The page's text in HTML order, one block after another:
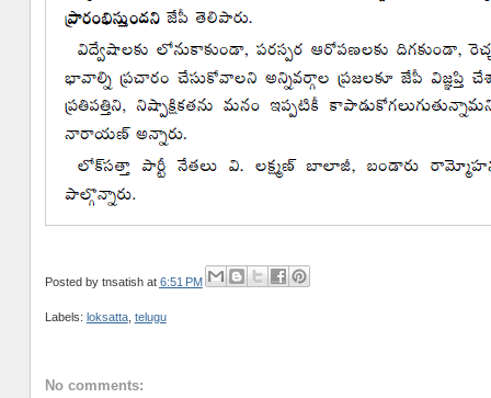
Posted by tnsatish at 6:51 PM
Labels: loksatta, telugu
No comments: